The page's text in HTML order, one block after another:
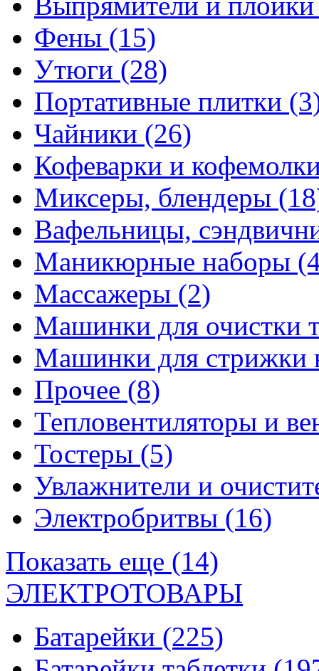
Фены (15)
Утюги (28)
Портативные плитки
Чайники (26)
Кофеварки и
Миксеры, блендеры
Вафельницы,
Маникюрные наборы
Массажеры (2)
Машинки для очистки
Машинки для стрижки
Прочее (8)
Тепловентиляторы и
Тостеры (5)
Увлажнители и
Электробритвы (16)
Показать еще (14)
ЭЛЕКТРОТОВАРЫ
Батарейки (225)